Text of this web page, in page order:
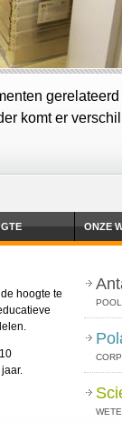
komt er
hoogte te
ONZE